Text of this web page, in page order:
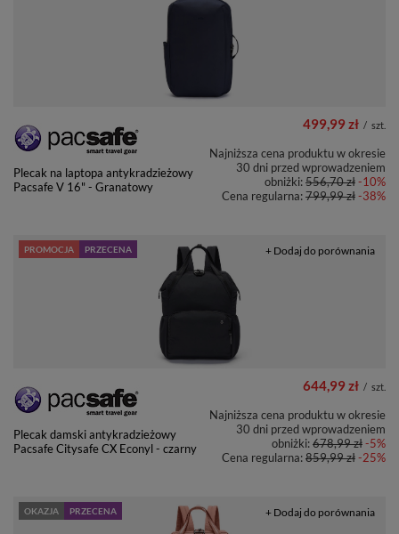
Plecak na laptopa antykradzieżowy
Pacsafe V 16" - Granatowy
499,99 zł / szt.
Najniższa cena produktu w okresie
30 dni przed wprowadzeniem
obniżki:556,70 zł-10%
Cena regularna:799,99 zł-38%
PROMOCJA PRZECENA
Plecak damski antykradzieżowy
Pacsafe Citysafe CX Econyl - czarny
644,99 zł / szt.
Najniższa cena produktu w okresie
30 dni przed wprowadzeniem
obniżki:678,99 zł-5%
Cena regularna:859,99 zł-25%
+ Dodaj do porównania
OKAZJA PRZECENA + Dodaj do porównania